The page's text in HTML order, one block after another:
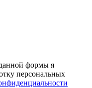
формы я
персональных